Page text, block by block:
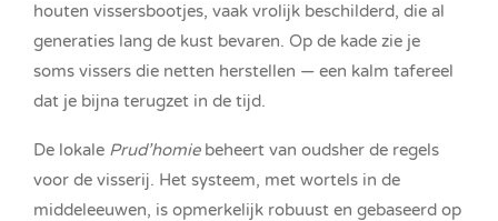
houten vissersbootjes, vaak vrolijk beschilderd, die al
generaties lang de kust bevaren. Op de kade zie je
soms vissers die netten herstellen — een kalm tafereel
dat je bijna terugzet in de tijd.
De lokale Prud’homiebeheert van oudsher de regels
voor de visserij. Het systeem, met wortels in de
middeleeuwen, is opmerkelijk robuust en gebaseerd op